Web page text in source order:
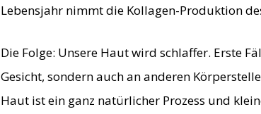
Lebensjahr nimmt die Kollagen-Produktion
Die Folge: Unsere Haut wird schlaffer. Erste
Gesicht, sondern auch an anderen
Haut ist ein ganz natürlicher Prozess und